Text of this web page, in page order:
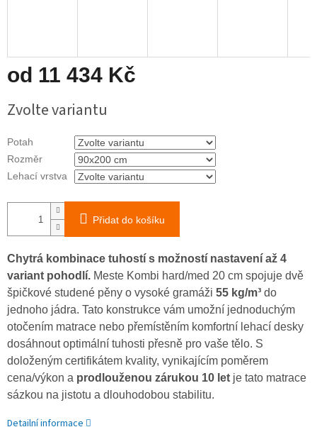
od 11 434 Kč
cena:
Zvolte variantu
Potah
Rozměr
Lehací vrstva
Přidat do košíku
Chytrá kombinace tuhostí s možností nastavení až 4
variant pohodlí. Meste Kombi hard/med 20 cm spojuje dvě
špičkové studené pěny o vysoké gramáži 55 kg/m³ do
jednoho jádra. Tato konstrukce vám umožní jednoduchým
otočením matrace nebo přemístěním komfortní lehací desky
dosáhnout optimální tuhosti přesně pro vaše tělo. S
doloženým certifikátem kvality, vynikajícím poměrem
cena/výkon a prodlouženou zárukou 10 let je tato matrace
sázkou na jistotu a dlouhodobou stabilitu.
Detailní informace